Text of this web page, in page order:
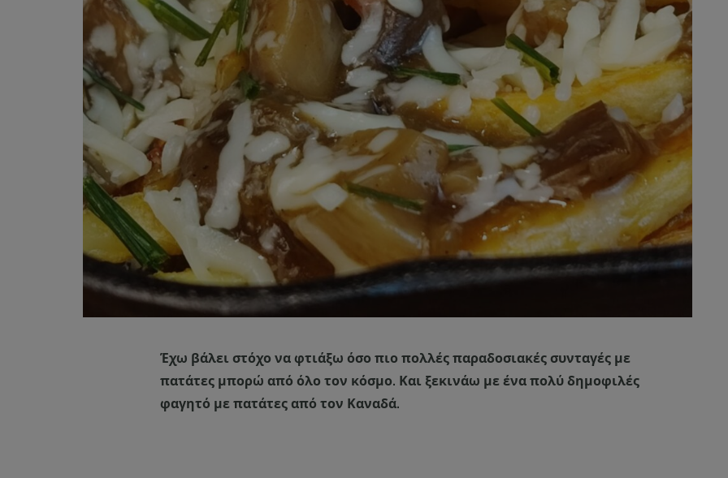
Έχω βάλει στόχο να φτιάξω όσο πιο πολλές παραδοσιακές συνταγές με
πατάτες μπορώ από όλο τον κόσμο. Και ξεκινάω με ένα πολύ δημοφιλές
φαγητό με πατάτες από τον Καναδά.